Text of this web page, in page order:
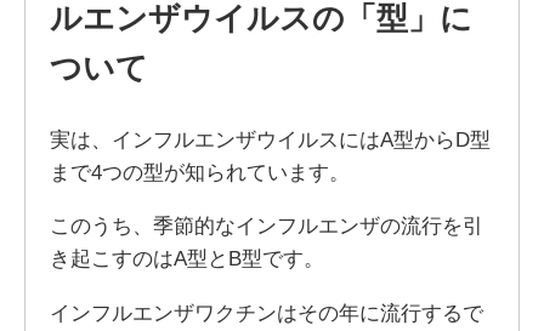
ルエンザウイルスの「型」に
ついて
実は、インフルエンザウイルスにはA型からD型
まで4つの型が知られています。
このうち、季節的なインフルエンザの流行を引
き起こすのはA型とB型です。
インフルエンザワクチンはその年に流行するで